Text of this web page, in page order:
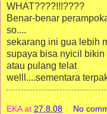
WHAT????!!!????
Benar-benar
so....
sekarang ini gua lebih
supaya bisa nyicil bikin
atau pulang telat
welll....sementara
EKA at 27.8.08 No